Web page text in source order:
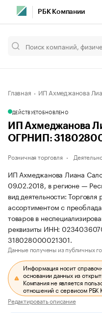
РБК Компании
Главная ИП Ахмеджанова
ДЕЙСТВУЕТОБНОВЛЕНО
ИП Ахмеджанова
ОГРНИП:
Розничная торговля
ИП Ахмеджанова Лиана
09.02.2018, в регионе —
вид деятельности:
ассортиментом с
товаров в
реквизиты ИНН:
318028000021301.
Данные получены из публичных
Информация носит
основании данных из
Компания не является
отношений с сервисом РБК
Редактировать описание